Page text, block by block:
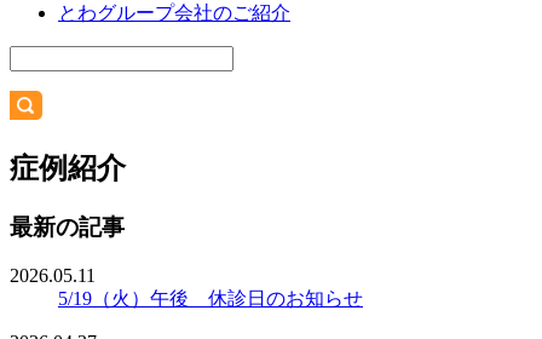
とわグループ会社のご紹介
症例紹介
最新の記事
2026.05.11
5/19（火）午後 休診日のお知らせ